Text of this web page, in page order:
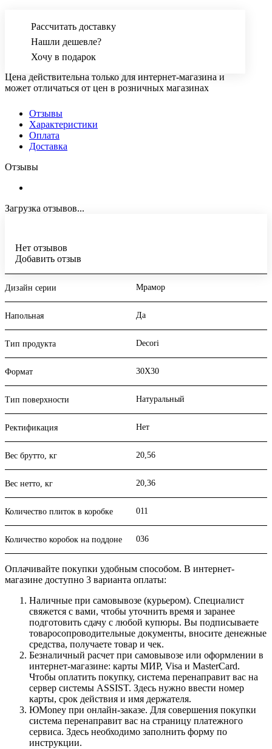
Рассчитать доставку
Нашли дешевле?
Хочу в подарок
Цена действительна только для интернет-магазина и
может отличаться от цен в розничных магазинах
Отзывы
Характеристики
Оплата
Доставка
Отзывы
Загрузка отзывов...
Нет отзывов
Добавить отзыв
Дизайн серии Мрамор
Напольная Да
Тип продукта Decori
Формат 30X30
Тип поверхности Натуральный
Ректификация Нет
Вес брутто, кг 20,56
Вес нетто, кг 20,36
Количество плиток в коробке 011
Количество коробок на поддоне 036
Оплачивайте покупки удобным способом. В интернет-
магазине доступно 3 варианта оплаты:
Наличные при самовывозе (курьером). Специалист
свяжется с вами, чтобы уточнить время и заранее
подготовить сдачу с любой купюры. Вы подписываете
товаросопроводительные документы, вносите денежные
средства, получаете товар и чек.
Безналичный расчет при самовывозе или оформлении в
интернет-магазине: карты МИР, Visa и MasterCard.
Чтобы оплатить покупку, система перенаправит вас на
сервер системы ASSIST. Здесь нужно ввести номер
карты, срок действия и имя держателя.
ЮMoney при онлайн-заказе. Для совершения покупки
система перенаправит вас на страницу платежного
сервиса. Здесь необходимо заполнить форму по
инструкции.